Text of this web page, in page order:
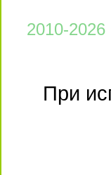
2010-
При